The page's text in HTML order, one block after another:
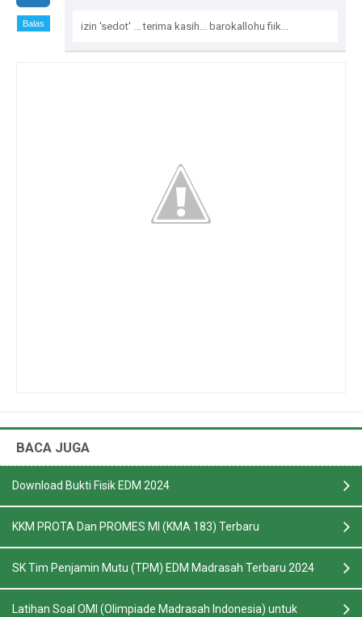
Balas izin 'sedot' ... terima kasih... barokallohu fiik...
BACA JUGA
Download Bukti Fisik EDM 2024
KKM PROTA Dan PROMES MI (KMA 183) Terbaru
SK Tim Penjamin Mutu (TPM) EDM Madrasah Terbaru 2024
Latihan Soal OMI (Olimpiade Madrasah Indonesia) untuk